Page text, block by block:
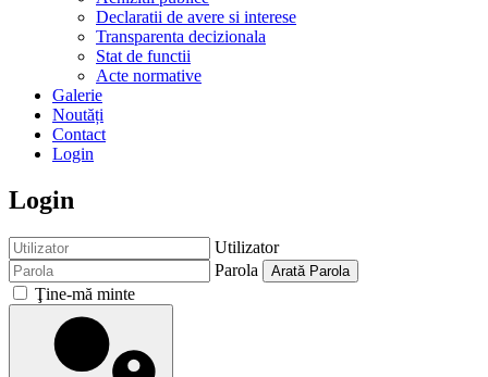
Declaratii de avere si interese
Transparenta decizionala
Stat de functii
Acte normative
Galerie
Noutăți
Contact
Login
Login
Utilizator
Parola
Arată Parola
Ţine-mă minte